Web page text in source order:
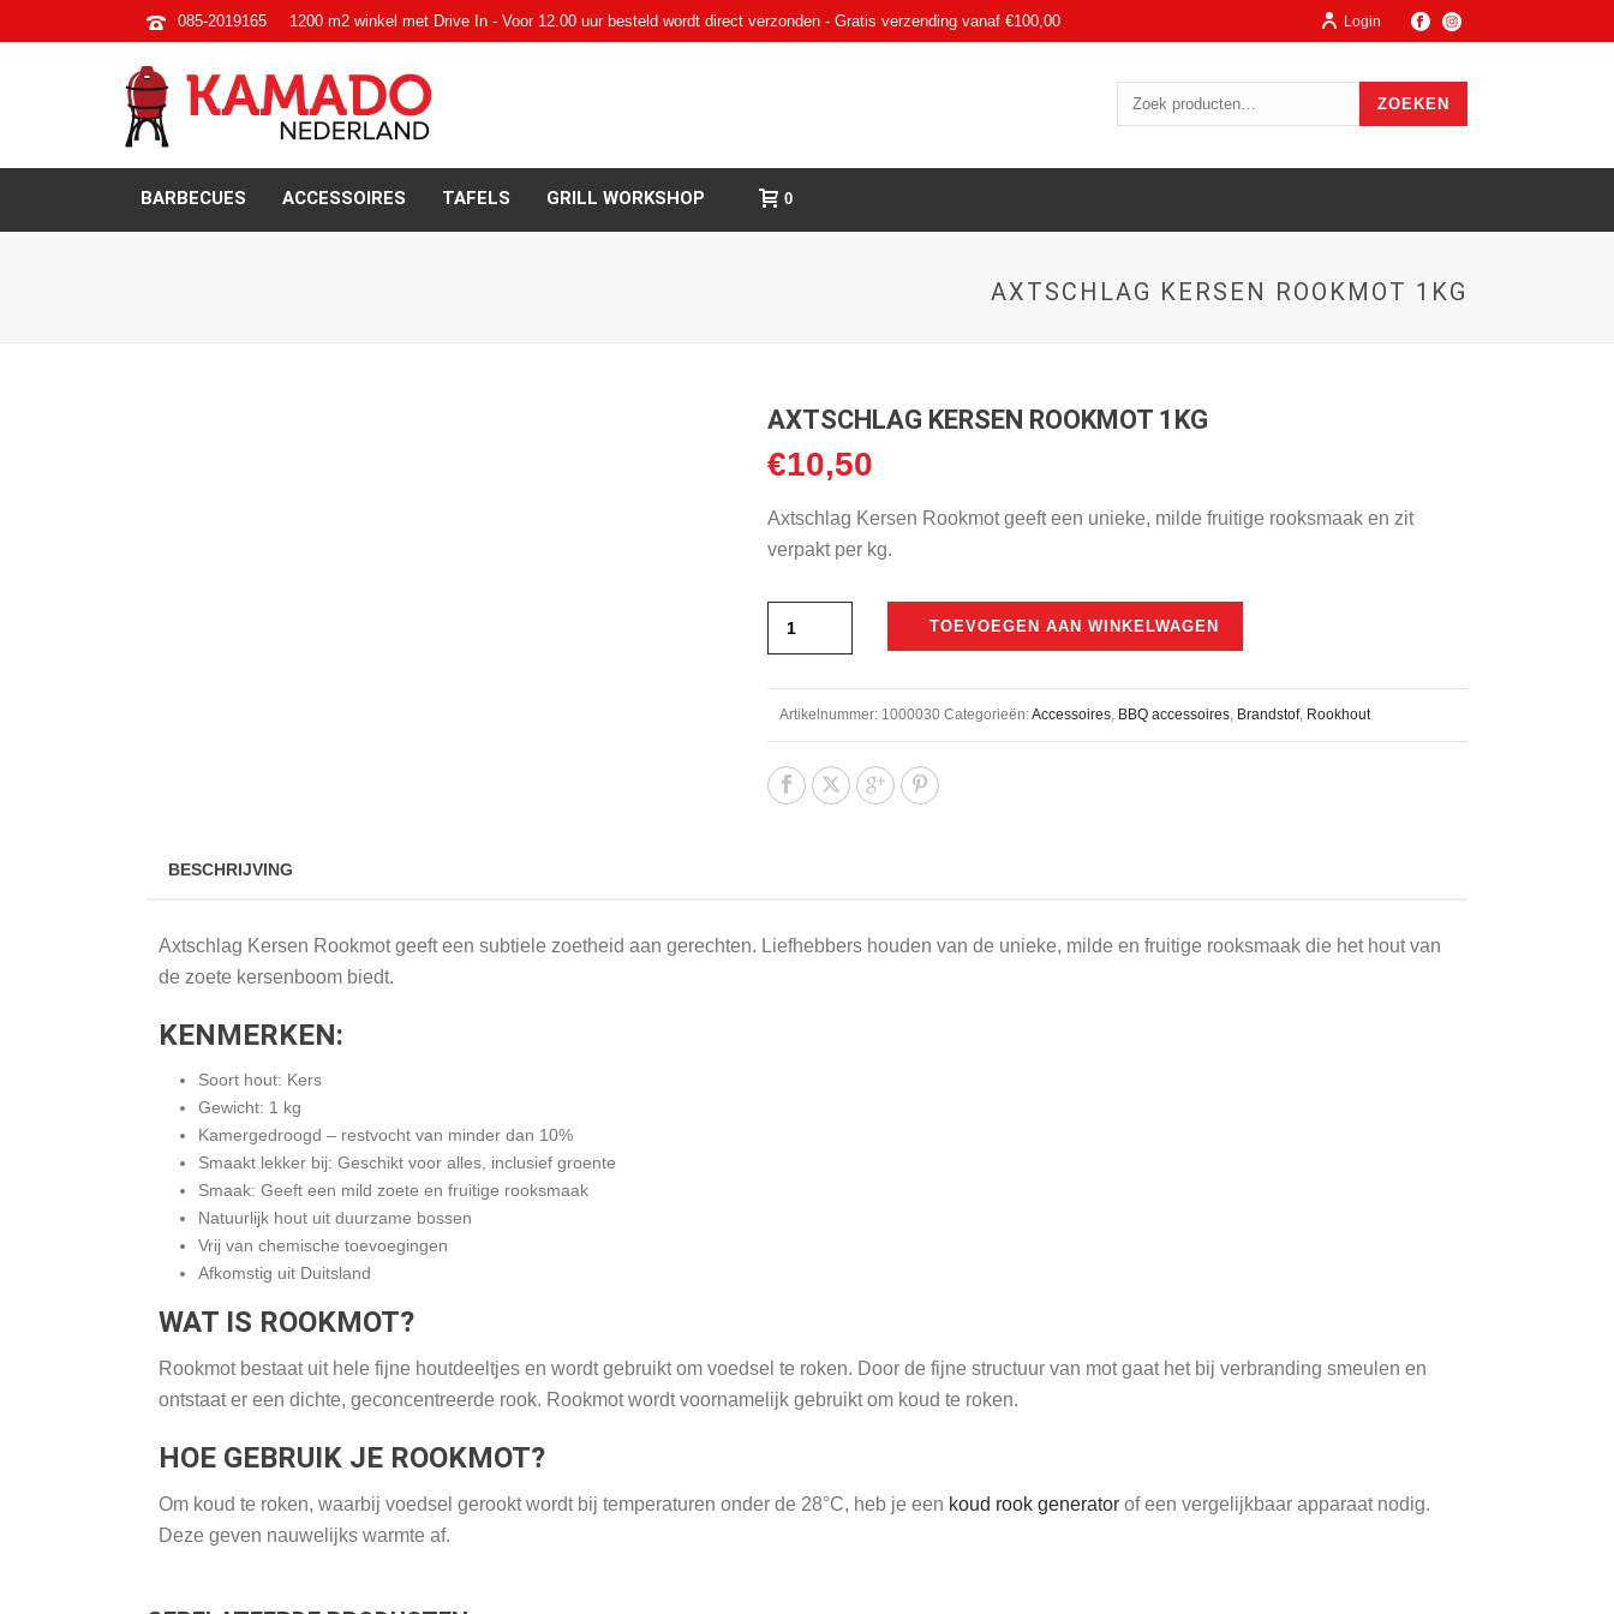
085-2019165 1200 m2 winkel met Drive In - Voor 12.00 uur besteld wordt direct verzonden - Gratis verzending vanaf €100,00 Login
ZOEKEN
BARBECUES ACCESSOIRES TAFELS GRILL WORKSHOP 0
AXTSCHLAG KERSEN ROOKMOT 1KG
AXTSCHLAG KERSEN ROOKMOT 1KG
€10,50
Axtschlag Kersen Rookmot geeft een unieke, milde fruitige rooksmaak en zit
verpakt per kg.
TOEVOEGEN AAN WINKELWAGEN
Artikelnummer: 1000030 Categorieën:Accessoires, BBQ accessoires, Brandstof, Rookhout
BESCHRIJVING
Axtschlag Kersen Rookmot geeft een subtiele zoetheid aan gerechten. Liefhebbers houden van de unieke, milde en fruitige rooksmaak die het hout van
de zoete kersenboom biedt.
KENMERKEN:
Soort hout: Kers
Gewicht: 1 kg
Kamergedroogd – restvocht van minder dan 10%
Smaakt lekker bij: Geschikt voor alles, inclusief groente
Smaak: Geeft een mild zoete en fruitige rooksmaak
Natuurlijk hout uit duurzame bossen
Vrij van chemische toevoegingen
Afkomstig uit Duitsland
WAT IS ROOKMOT?
Rookmot bestaat uit hele fijne houtdeeltjes en wordt gebruikt om voedsel te roken. Door de fijne structuur van mot gaat het bij verbranding smeulen en
ontstaat er een dichte, geconcentreerde rook. Rookmot wordt voornamelijk gebruikt om koud te roken.
HOE GEBRUIK JE ROOKMOT?
Om koud te roken, waarbij voedsel gerookt wordt bij temperaturen onder de 28°C, heb je een koud rook generator of een vergelijkbaar apparaat nodig.
Deze geven nauwelijks warmte af.